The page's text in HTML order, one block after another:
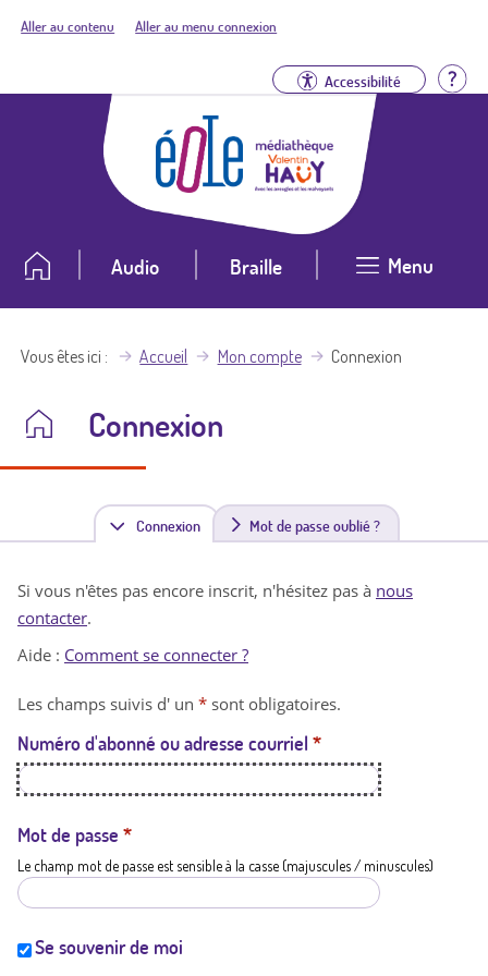
Aller au contenu Aller au menu connexion
Accessibilité
Audio Braille Menu
Vous êtes ici Accueil Mon compte Connexion
Connexion
Connexion(
n
t
a
t
i
Mot de passe oublié ?
Si vous n'êtes pas encore inscrit, n'hésitez pas à nous
contacter.
Aide : Comment se connecter ?
Les champs suivis d' un * sont obligatoires.
Numéro d'abonné ou adresse courriel *
Mot de passe *
Le champ mot de passe est sensible à la casse (majuscules / minuscules)
Se souvenir de moi